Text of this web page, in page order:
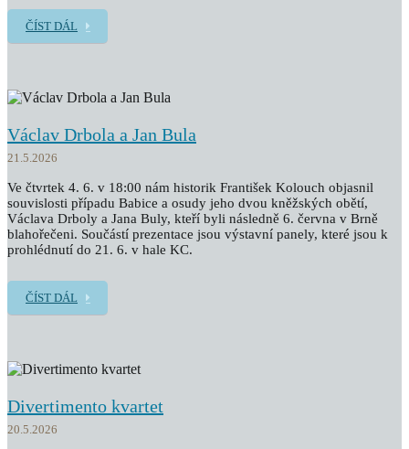
ČÍST DÁL
Václav Drbola a Jan Bula
21.5.2026
Ve čtvrtek 4. 6. v 18:00 nám historik František Kolouch objasnil
souvislosti případu Babice a osudy jeho dvou kněžských obětí,
Václava Drboly a Jana Buly, kteří byli následně 6. června v Brně
blahořečeni. Součástí prezentace jsou výstavní panely, které jsou k
prohlédnutí do 21. 6. v hale KC.
ČÍST DÁL
Divertimento kvartet
20.5.2026